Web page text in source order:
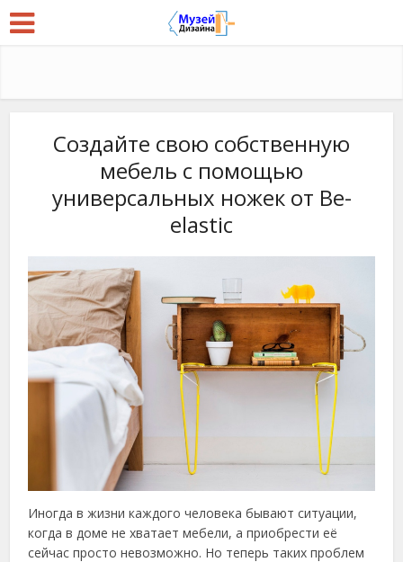
Создайте свою собственную
мебель с помощью
универсальных ножек от Be-
elastic
Иногда в жизни каждого человека бывают ситуации,
когда в доме не хватает мебели, а приобрести её
сейчас просто невозможно. Но теперь таких проблем